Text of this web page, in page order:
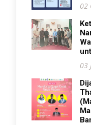
02
03